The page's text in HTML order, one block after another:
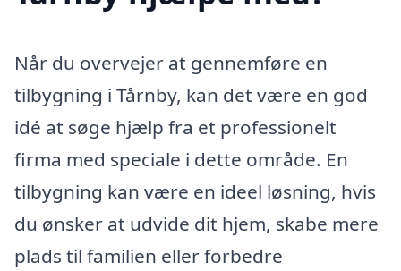
Når du overvejer at gennemføre en
tilbygning i Tårnby, kan det være en god
idé at søge hjælp fra et professionelt
firma med speciale i dette område. En
tilbygning kan være en ideel løsning, hvis
du ønsker at udvide dit hjem, skabe mere
plads til familien eller forbedre